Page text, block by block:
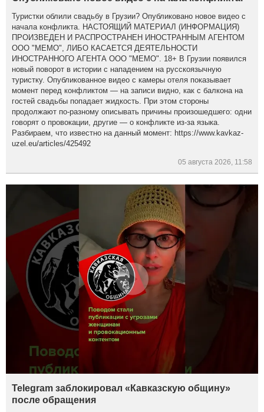
Туристки облили свадьбу в Грузии? Опубликовано новое видео с
начала конфликта. НАСТОЯЩИЙ МАТЕРИАЛ (ИНФОРМАЦИЯ)
ПРОИЗВЕДЕН И РАСПРОСТРАНЕН ИНОСТРАННЫМ АГЕНТОМ
ООО "МЕМО", ЛИБО КАСАЕТСЯ ДЕЯТЕЛЬНОСТИ
ИНОСТРАННОГО АГЕНТА ООО "МЕМО". 18+ В Грузии появился
новый поворот в истории с нападением на русскоязычную
туристку. Опубликованное видео с камеры отеля показывает
момент перед конфликтом — на записи видно, как с балкона на
гостей свадьбы попадает жидкость. При этом стороны
продолжают по-разному описывать причины произошедшего: одни
говорят о провокации, другие — о конфликте из-за языка.
Разбираем, что известно на данный момент: https://www.kavkaz-
uzel.eu/articles/425492
05 августа 2026, 11:58
Telegram заблокировал «Кавказскую общину»
после обращения